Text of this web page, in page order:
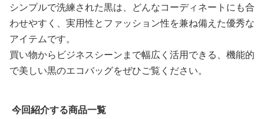
シンプルで洗練された黒は、どんなコーディネートにも合
わせやすく、実用性とファッション性を兼ね備えた優秀な
アイテムです。
買い物からビジネスシーンまで幅広く活用できる、機能的
で美しい黒のエコバッグをぜひご覧ください。
今回紹介する商品一覧